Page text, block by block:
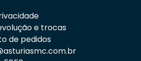
e trocas
de pedidos